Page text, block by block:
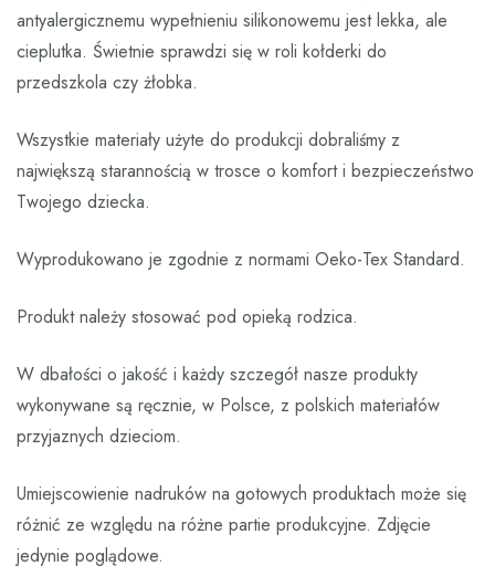
antyalergicznemu wypełnieniu silikonowemu jest lekka, ale
cieplutka. Świetnie sprawdzi się w roli kołderki do
przedszkola czy żłobka.
Wszystkie materiały użyte do produkcji dobraliśmy z
największą starannością w trosce o komfort i bezpieczeństwo
Twojego dziecka.
Wyprodukowano je zgodnie z normami Oeko-Tex Standard.
Produkt należy stosować pod opieką rodzica.
W dbałości o jakość i każdy szczegół nasze produkty
wykonywane są ręcznie, w Polsce, z polskich materiałów
przyjaznych dzieciom.
Umiejscowienie nadruków na gotowych produktach może się
różnić ze względu na różne partie produkcyjne. Zdjęcie
jedynie poglądowe.